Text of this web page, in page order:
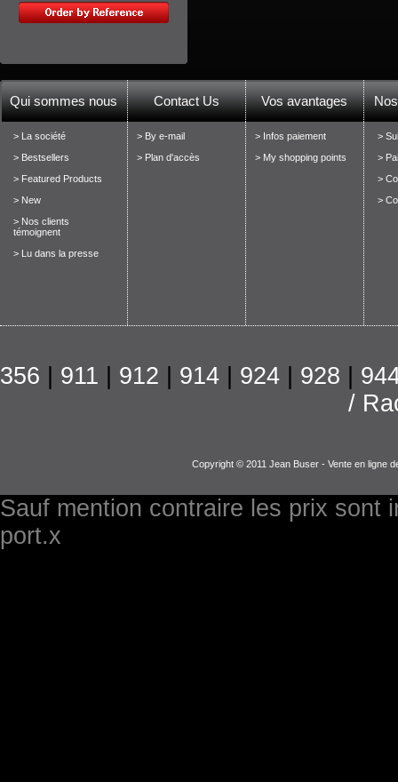
Qui sommes nous Contact Us Vos avantages
> La société
> Bestsellers
> Featured Products
> New
> Nos clients
témoignent
> Lu dans la presse
> By e-mail
> Plan d'accès
> Infos paiement
> My shopping points
>
>
>
>
356 911 912 914 924 928
/
Copyright © 2011 Jean Buser - Vente en ligne
Sauf mention contraire les prix sont
port.x